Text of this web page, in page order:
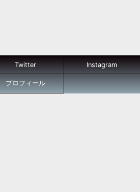
Twitter Instagram
プロフィール